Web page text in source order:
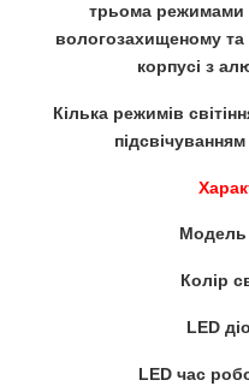
трьома режимами
вологозахищеному
корпусі з
Кілька режимів
Модель
Колір
LED
LED час